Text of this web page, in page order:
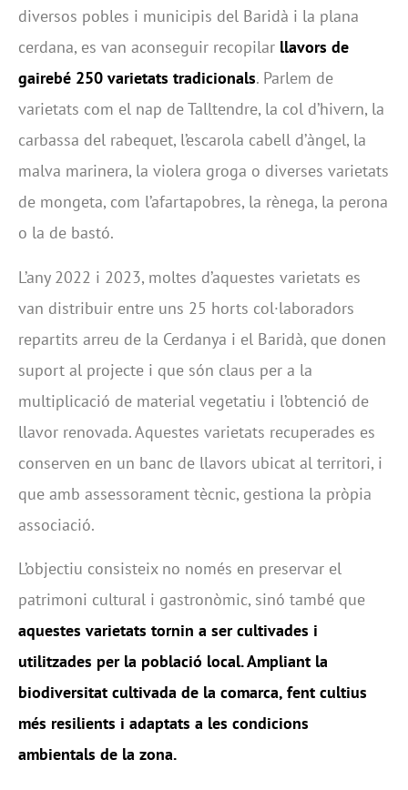
diversos pobles i municipis del Baridà i la plana
cerdana, es van aconseguir recopilar llavors de
gairebé 250 varietats tradicionals. Parlem de
varietats com el nap de Talltendre, la col d’hivern, la
carbassa del rabequet, l’escarola cabell d’àngel, la
malva marinera, la violera groga o diverses varietats
de mongeta, com l’afartapobres, la rènega, la perona
o la de bastó.
L’any 2022 i 2023, moltes d’aquestes varietats es
van distribuir entre uns 25 horts col·laboradors
repartits arreu de la Cerdanya i el Baridà, que donen
suport al projecte i que són claus per a la
multiplicació de material vegetatiu i l’obtenció de
llavor renovada. Aquestes varietats recuperades es
conserven en un banc de llavors ubicat al territori, i
que amb assessorament tècnic, gestiona la pròpia
associació.
L’objectiu consisteix no només en preservar el
patrimoni cultural i gastronòmic, sinó també que
aquestes varietats tornin a ser cultivades i
utilitzades per la població local. Ampliant la
biodiversitat cultivada de la comarca, fent cultius
més resilients i adaptats a les condicions
ambientals de la zona.